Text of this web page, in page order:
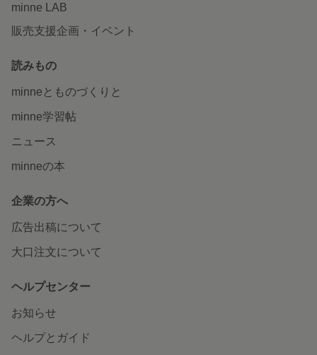
minne LAB
販売支援企画・イベント
読みもの
minneとものづくりと
minne学習帖
ニュース
minneの本
企業の方へ
広告出稿について
大口注文について
ヘルプセンター
お知らせ
ヘルプとガイド